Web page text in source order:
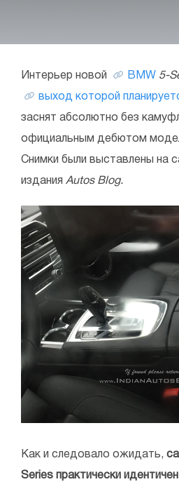
Интерьер новой BMW 5-
выход которой
заснят абсолютно без
официальным дебютом
Снимки были выставлены на
издания Autos Blog.
Как и следовало ожидать,
Series практически